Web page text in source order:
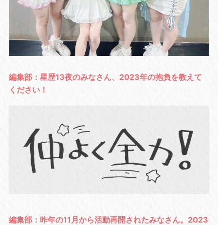
編集部：星歴13夜のみなさん、2023年の抱負を教えて
ください！
編集部：昨年の11月から活動再開されたみなさん。2023